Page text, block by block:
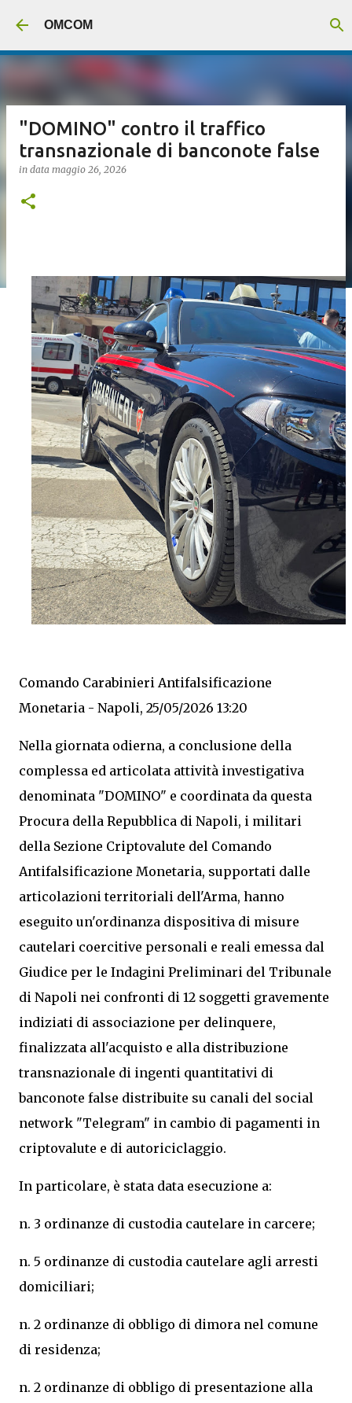
OMCOM
"DOMINO" contro il traffico
transnazionale di banconote false
in data maggio 26, 2026
Comando Carabinieri Antifalsificazione
Monetaria - Napoli, 25/05/2026 13:20
Nella giornata odierna, a conclusione della
complessa ed articolata attività investigativa
denominata "DOMINO" e coordinata da questa
Procura della Repubblica di Napoli, i militari
della Sezione Criptovalute del Comando
Antifalsificazione Monetaria, supportati dalle
articolazioni territoriali dell'Arma, hanno
eseguito un'ordinanza dispositiva di misure
cautelari coercitive personali e reali emessa dal
Giudice per le Indagini Preliminari del Tribunale
di Napoli nei confronti di 12 soggetti gravemente
indiziati di associazione per delinquere,
finalizzata all'acquisto e alla distribuzione
transnazionale di ingenti quantitativi di
banconote false distribuite su canali del social
network "Telegram" in cambio di pagamenti in
criptovalute e di autoriciclaggio.
In particolare, è stata data esecuzione a:
n. 3 ordinanze di custodia cautelare in carcere;
n. 5 ordinanze di custodia cautelare agli arresti
domiciliari;
n. 2 ordinanze di obbligo di dimora nel comune
di residenza;
n. 2 ordinanze di obbligo di presentazione alla